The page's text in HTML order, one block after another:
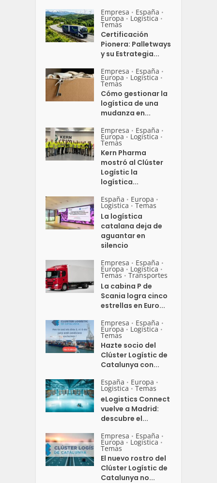
Empresa • España •
Europa • Logistica •
Temas
Certificación
Pionera: Palletways
y su Estrategia...
Empresa • España •
Europa • Logistica •
Temas
Cómo gestionar la
logística de una
mudanza en...
Empresa • España •
Europa • Logistica •
Temas
Kern Pharma
mostró al Clúster
Logístic la
logística...
España • Europa •
Logistica • Temas
La logística
catalana deja de
aguantar en
silencio
Empresa • España •
Europa • Logistica •
Temas • Transportes
La cabina P de
Scania logra cinco
estrellas en Euro...
Empresa • España •
Europa • Logistica •
Temas
Hazte socio del
Clúster Logístic de
Catalunya con...
España • Europa •
Logistica • Temas
eLogistics Connect
vuelve a Madrid:
descubre el...
Empresa • España •
Europa • Logistica •
Temas
El nuevo rostro del
Clúster Logístic de
Catalunya no...